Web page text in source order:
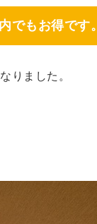
でもお得です。
りました。